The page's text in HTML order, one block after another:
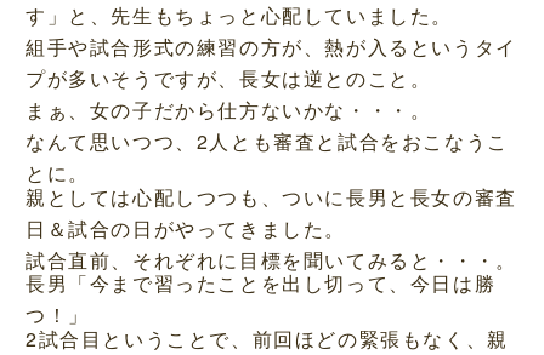
す」と、先生もちょっと心配していました。
組手や試合形式の練習の方が、熱が入るというタイ
プが多いそうですが、長女は逆とのこと。
まぁ、女の子だから仕方ないかな・・・。
なんて思いつつ、2人とも審査と試合をおこなうこ
とに。
親としては心配しつつも、ついに長男と長女の審査
日＆試合の日がやってきました。
試合直前、それぞれに目標を聞いてみると・・・。
長男「今まで習ったことを出し切って、今日は勝
つ！」
2試合目ということで、前回ほどの緊張もなく、親